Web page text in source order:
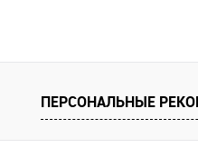
ПЕРСОНАЛЬНЫЕ